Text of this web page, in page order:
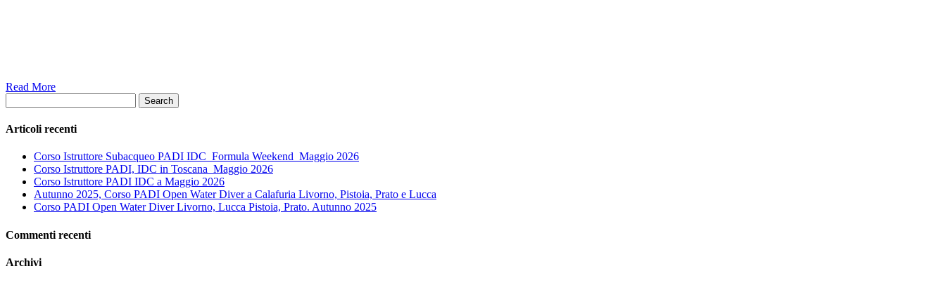
Read More
Search
Articoli recenti
Corso Istruttore Subacqueo PADI IDC_Formula Weekend_Maggio 2026
Corso Istruttore PADI, IDC in Toscana_Maggio 2026
Corso Istruttore PADI IDC a Maggio 2026
Autunno 2025, Corso PADI Open Water Diver a Calafuria Livorno, Pistoia, Prato e Lucca
Corso PADI Open Water Diver Livorno, Lucca Pistoia, Prato. Autunno 2025
Commenti recenti
Archivi